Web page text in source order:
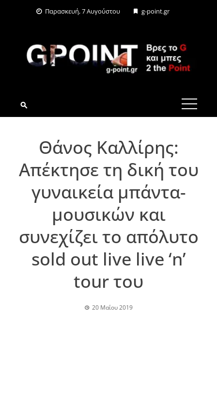
Παρασκευή, 7 Αυγούστου g-point.gr
G-POINT.GR
Θάνος Καλλίρης:
Απέκτησε τη δική του
γυναικεία μπάντα-
μουσικών και
συνεχίζει το απόλυτο
sold out live live ‘n’
tour του
20 Μαΐου 2019